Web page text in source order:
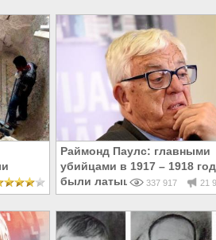
Раймонд Паулс: главными
убийцами в 1917 – 1918
были латыши и евреи, а не
337 917 21